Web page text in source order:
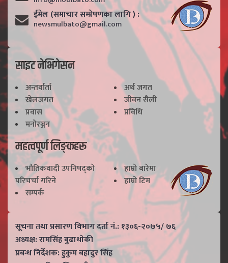
ईमेल (समाचार सम्प्रेषणका लागि ) :
newsmulbato@gmail.com
साइट नेभिगेसन
अन्तर्वार्ता
अर्थ जगत
खेलजगत
जीवन सैली
प्रवास
प्रविधि
मनोरञ्जन
महत्वपूर्ण लिङ्कहरू
भाैतिकवादी उपनिषद्काे
परिचर्चा गरिने
हाम्राे बारेमा
हाम्राे टिम
सम्पर्क
सूचना तथा प्रसारण विभाग दर्ता नं.: १३०६-२०७५/ ७६
अध्यक्ष: रामसिंह बुढाथाेकी
प्रबन्ध निर्देशक: हुकुम बहादुर सिंह